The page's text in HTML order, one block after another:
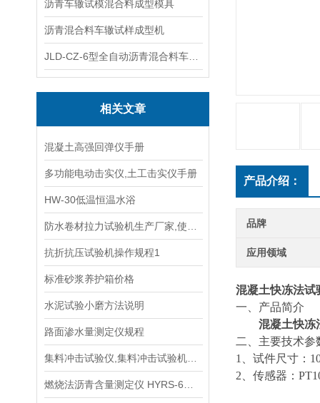
沥青车辙试模混合料成型模具
沥青混合料车辙试样成型机
相关文章
混凝土高强回弹仪手册
多功能电动击实仪,土工击实仪手册
HW-30低温恒温水浴
抗折抗压试验机操作规程1
标准砂浆养护箱价格
水泥试验小磨方法说明
路面渗水量测定仪规程
产品介绍：
品牌
应用领域
混凝土快冻法试
一、 产品简介
混凝土快冻
二、 主要技术参
1、试件尺寸：
2、传感器：PT